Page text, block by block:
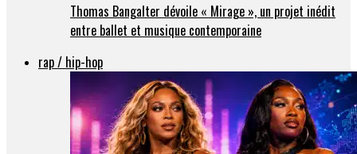
Thomas Bangalter dévoile « Mirage », un projet inédit
entre ballet et musique contemporaine
rap / hip-hop